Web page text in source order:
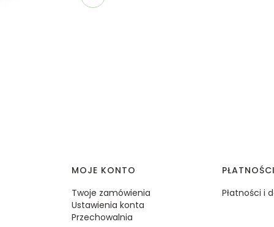
MOJE KONTO
Twoje zamówienia
Ustawienia konta
Przechowalnia
Płatności i